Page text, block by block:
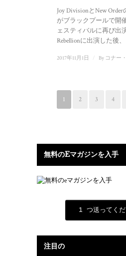
Joy DivisionとNew
がブラックプールで開
ェスティバルに再び出
Rebellionに出演した後
2017年11月1日 By コナー
1 2 3 4
無料のEマガジンを入手
1 つ送ってくだ
注目の